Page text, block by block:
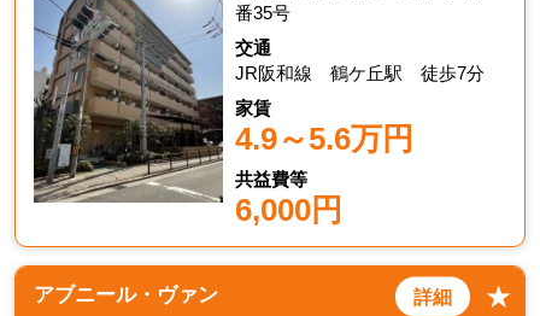
番35号
交通
JR阪和線 鶴ケ丘駅 徒歩7分
家賃
4.9～5.6万円
共益費等
6,000円
アブニール・ヴァン ★
詳細